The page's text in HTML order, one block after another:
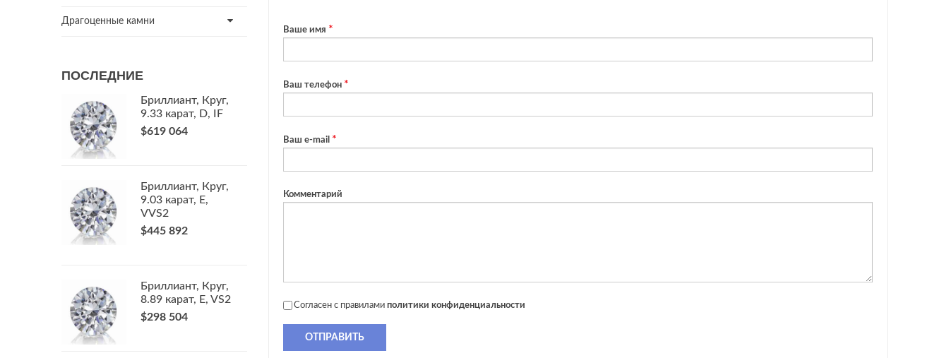
Драгоценные камни
ПОСЛЕДНИЕ
Бриллиант, Круг,
9.33 карат, D, IF
$619 064
Бриллиант, Круг,
9.03 карат, E,
VVS2
$445 892
Бриллиант, Круг,
8.89 карат, E, VS2
$298 504
Ваше имя
Ваш телефон
Ваш e-mail
Комментарий
Согласен с правилами политики конфиденциальности
ОТПРАВИТЬ